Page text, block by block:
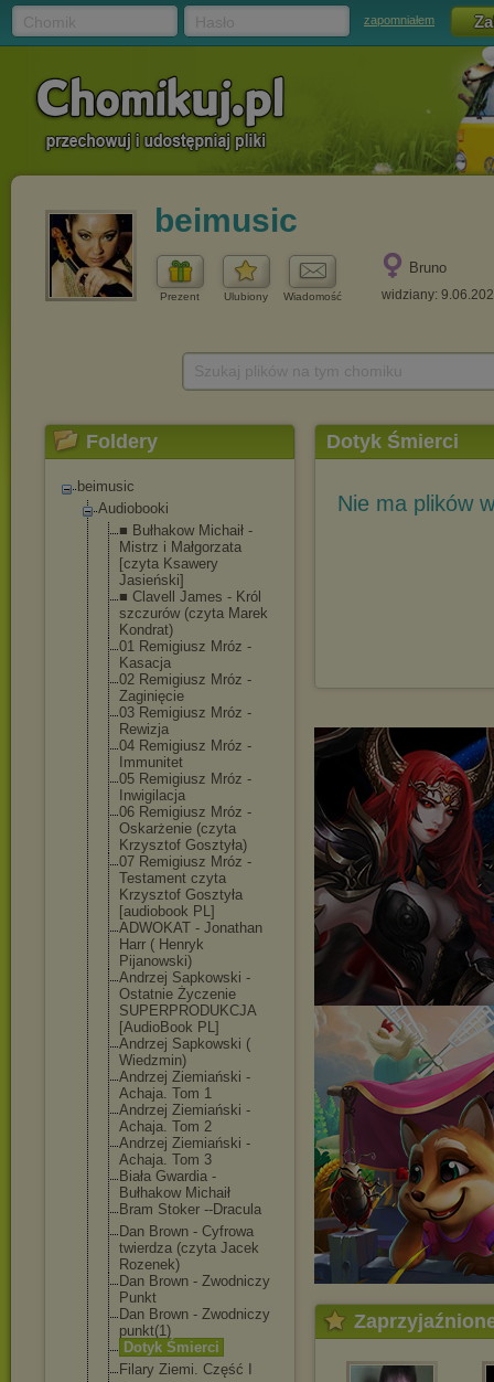
zapomniałem
beimusic
Prezent Ulubiony Wiadomość
Bruno
widziany:
Foldery
beimusic
Audiobooki
■ Bułhakow Michaił -
Mistrz i Małgorzata
[czyta Ksawery
Jasieński]
■ Clavell James - Król
szczurów (czyta Marek
Kondrat)
01 Remigiusz Mróz -
Kasacja
02 Remigiusz Mróz -
Zaginięcie
03 Remigiusz Mróz -
Rewizja
04 Remigiusz Mróz -
Immunitet
05 Remigiusz Mróz -
Inwigilacja
06 Remigiusz Mróz -
Oskarżenie (czyta
Krzysztof Gosztyła)
07 Remigiusz Mróz -
Testament czyta
Krzysztof Gosztyła
[audiobook PL]
ADWOKAT - Jonathan
Harr ( Henryk
Pijanowski)
Andrzej Sapkowski -
Ostatnie Życzenie
SUPERPRODUKCJA
[AudioBook PL]
Andrzej Sapkowski (
Wiedzmin)
Andrzej Ziemiański -
Achaja. Tom 1
Andrzej Ziemiański -
Achaja. Tom 2
Andrzej Ziemiański -
Achaja. Tom 3
Biała Gwardia -
Bułhakow Michaił
Bram Stoker --Dracula
Dan Brown - Cyfrowa
twierdza (czyta Jacek
Rozenek)
Dan Brown - Zwodniczy
Punkt
Dan Brown - Zwodniczy
punkt(1)
Dotyk Śmierci
Filary Ziemi. Część I
Dotyk Śmierci
Nie ma plików